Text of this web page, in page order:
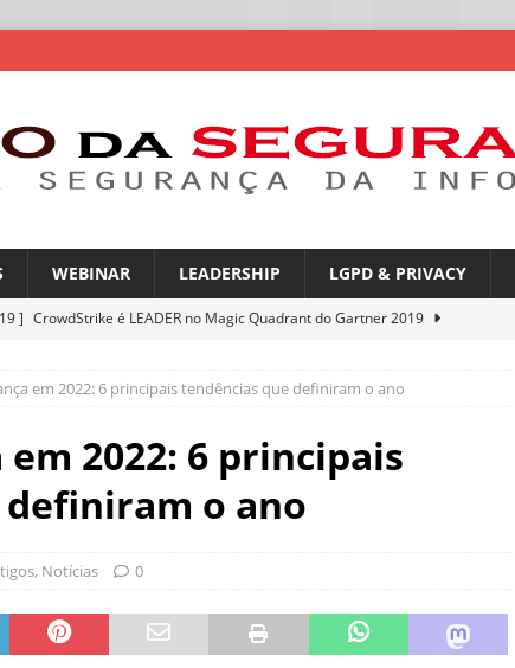
WEBINAR LEADERSHIP LGPD & PRIVACY
] CrowdStrike é LEADER no Magic Quadrant do Gartner 2019
] ChatGPT entra na mira de campanhas de phishing
NOTÍCIAS
Nomes no WhatsApp privacidade ou novas oportunidades de golpes
] Deepfakes já enganam 90% dos brasileiros no trabalho
]
em 2022: 6 principais tendências que definiram o ano
2022: 6 principais
o ano
, Notícias 0